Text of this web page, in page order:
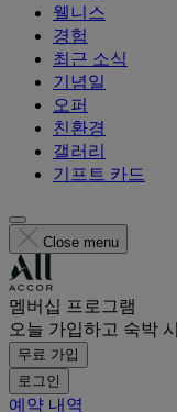
웰니스
경험
최근 소식
기념일
오퍼
친환경
갤러리
기프트 카드
Close menu
멤버십 프로그램
오늘 가입하고 숙박
무료 가입
로그인
예약 내역